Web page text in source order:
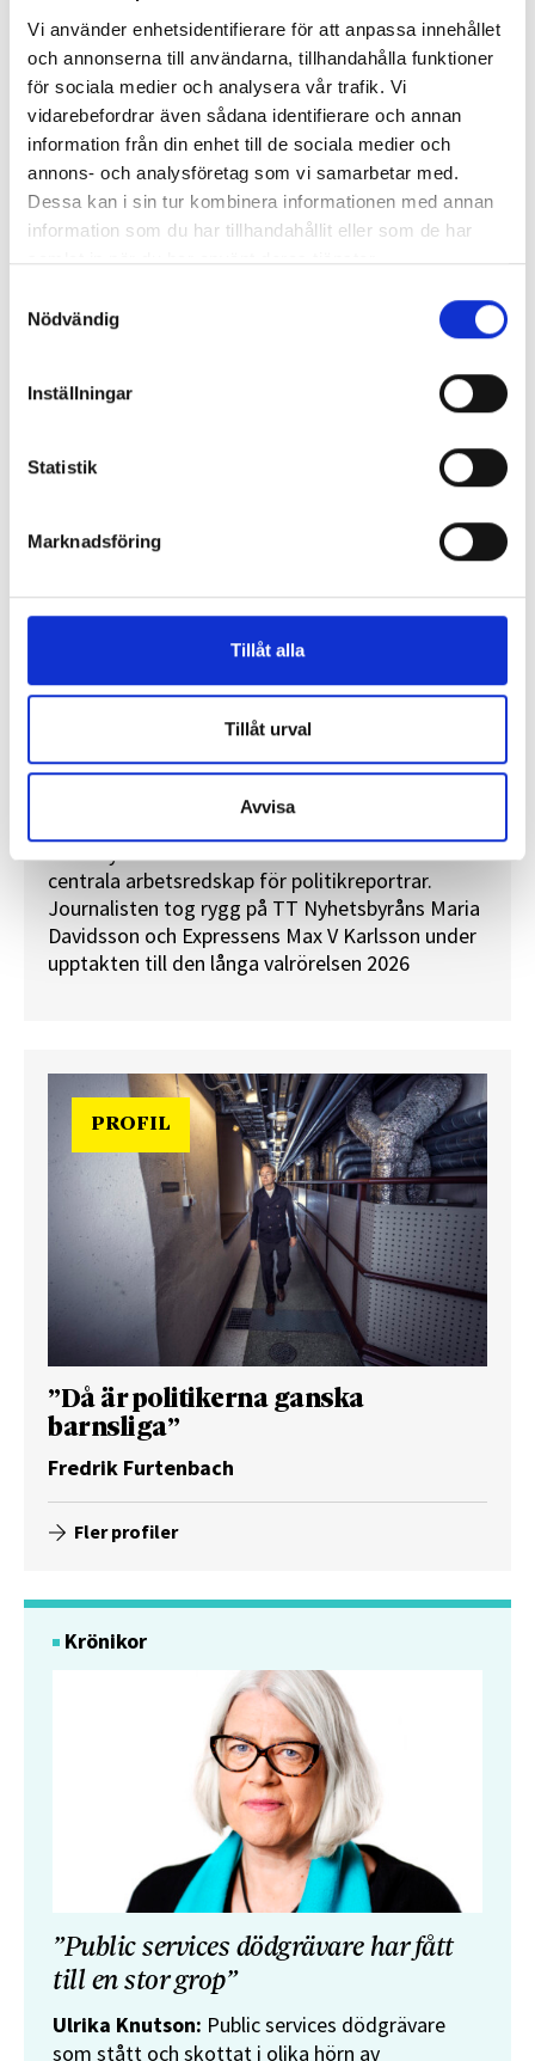
Vi använder enhetsidentifierare för att anpassa innehållet
och annonserna till användarna, tillhandahålla funktioner
för sociala medier och analysera vår trafik. Vi
vidarebefordrar även sådana identifierare och annan
information från din enhet till de sociala medier och
annons- och analysföretag som vi samarbetar med.
Dessa kan i sin tur kombinera informationen med annan
information som du har tillhandahållit eller som de har
samlat in när du har använt deras tjänster.
Nödvändig
Inställningar
Statistik
Marknadsföring
Tillåt alla
Tillåt urval
Avvisa
Enorma skillnader mellan
chefredaktörerna
Så mycket tjänar dagspresscheferna
”Valåret känns som att sprinta ett
En välfylld telefonbok och foträta skor – två
centrala arbetsredskap för politikreportrar.
Journalisten tog rygg på TT Nyhetsbyråns Maria
Davidsson och Expressens Max V Karlsson under
upptakten till den långa valrörelsen 2026
PROFIL
”Då är politikerna ganska
barnsliga”
Fredrik Furtenbach
Fler profiler
Krönikor
”Public services dödgrävare har fått
till en stor grop”
Ulrika Knutson: Public services dödgrävare
som stått och skottat i olika hörn av